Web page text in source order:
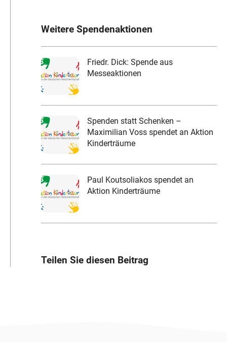
Weitere Spendenaktionen
Friedr. Dick: Spende aus
Messeaktionen
Spenden statt Schenken –
Maximilian Voss spendet an Aktion
Kinderträume
Paul Koutsoliakos spendet an
Aktion Kinderträume
Teilen Sie diesen Beitrag